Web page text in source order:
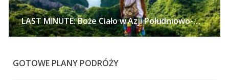
LAST MINUTE: Boże Ciało w Azji Południowo-Wschodniej – Tajlandia, Wietnam lub Singapur z polskich miast już od 2672 PLN!
GOTOWE PLANY PODRÓŻY